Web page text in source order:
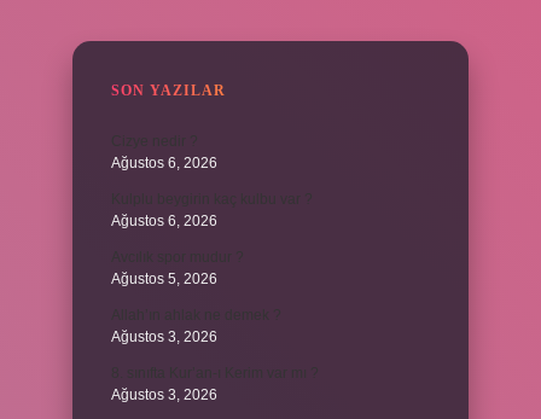
SON YAZILAR
Ağustos 6, 2026
Ağustos 6, 2026
Ağustos 5, 2026
Ağustos 3, 2026
Ağustos 3, 2026